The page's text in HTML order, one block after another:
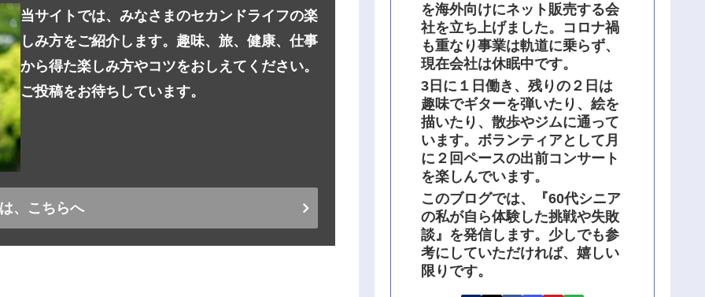
当サイトでは、みなさまのセカンドライフの楽
しみ方をご紹介します。趣味、旅、健康、仕事
から得た楽しみ方やコツをおしえてください。
ご投稿をお待ちしています。
、こちらへ
を海外向けにネット販売する会
社を立ち上げました。コロナ禍
も重なり事業は軌道に乗らず、
現在会社は休眠中です。
3日に１日働き、残りの２日は
趣味でギターを弾いたり、絵を
描いたり、散歩やジムに通って
います。ボランティアとして月
に２回ペースの出前コンサート
を楽しんでいます。
このブログでは、『60代シニア
の私が自ら体験した挑戦や失敗
談』を発信します。少しでも参
考にしていただければ、嬉しい
限りです。